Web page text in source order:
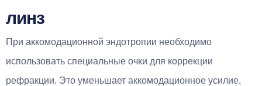
линз
При аккомодационной эндотропии необходимо
использовать специальные очки для коррекции
рефракции. Это уменьшает аккомодационное усилие,